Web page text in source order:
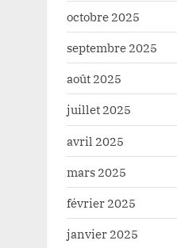
octobre 2025
septembre 2025
août 2025
juillet 2025
avril 2025
mars 2025
février 2025
janvier 2025